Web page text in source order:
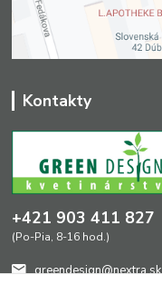
Kontakty
+421 903 411 827
(Po-Pia, 8-16 hod.)
greendesign@nextra.sk